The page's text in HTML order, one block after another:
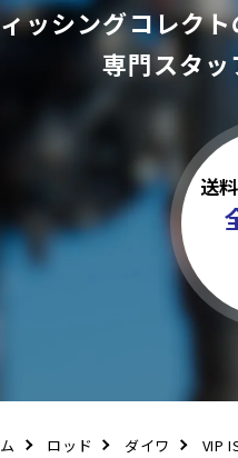
ッシングコレク
専門スタ
送
ロッド ダイワ VIP